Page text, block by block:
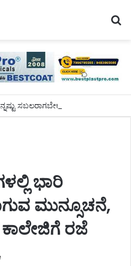
ಭಾರಿ
ಮುನ್ಸೂಚನೆ,
ರಜೆ